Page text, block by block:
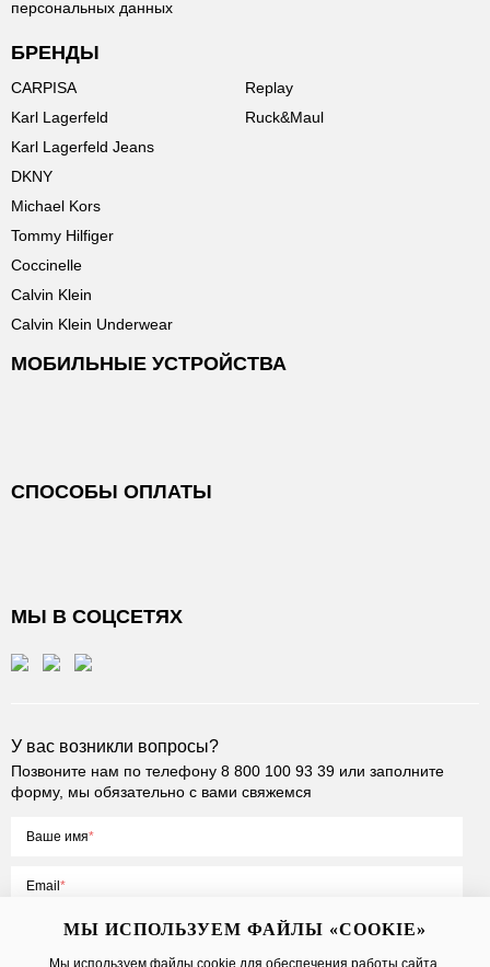
персональных данных
БРЕНДЫ
CARPISA
Karl Lagerfeld
Karl Lagerfeld Jeans
DKNY
Michael Kors
Tommy Hilfiger
Coccinelle
Calvin Klein
Calvin Klein Underwear
Replay
Ruck&Maul
МОБИЛЬНЫЕ УСТРОЙСТВА
СПОСОБЫ ОПЛАТЫ
МЫ В СОЦСЕТЯХ
У вас возникли вопросы?
Позвоните нам по телефону 8 800 100 93 39 или заполните
форму, мы обязательно с вами свяжемся
Ваше имя
Email
МЫ ИСПОЛЬЗУЕМ ФАЙЛЫ «COOKIE»
Мы используем файлы cookie для обеспечения работы сайта,